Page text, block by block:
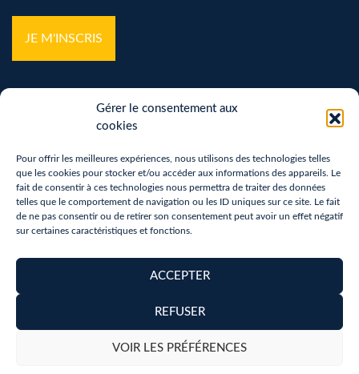
Gérer le consentement aux
cookies
Pour offrir les meilleures expériences, nous utilisons des technologies telles
que les cookies pour stocker et/ou accéder aux informations des appareils. Le
fait de consentir à ces technologies nous permettra de traiter des données
telles que le comportement de navigation ou les ID uniques sur ce site. Le fait
de ne pas consentir ou de retirer son consentement peut avoir un effet négatif
sur certaines caractéristiques et fonctions.
ACCEPTER
REFUSER
VOIR LES PRÉFÉRENCES
Copyright 2026 - Réalisation :
Mentions légales
Politique de confidentialité
Vos droits sur vos données personnelles
Politique de cookies (UE)